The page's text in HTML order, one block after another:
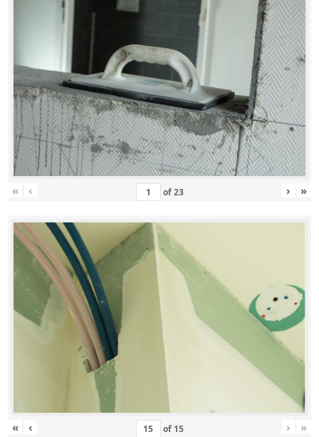
« ‹ of23 › »
« ‹ of 15 › »